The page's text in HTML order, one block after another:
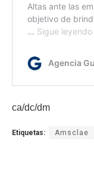
ca/dc/dm
Etiquetas: Amsclae